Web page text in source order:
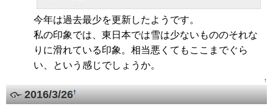
今年は過去最少を更新したようです。
私の印象では、東日本では雪は少ないもののそれな
りに滑れている印象。相当悪くてもここまでぐら
い、という感じでしょうか。
↑
2016/3/26†